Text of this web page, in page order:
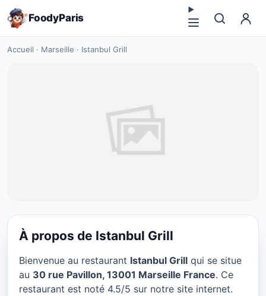
FoodyParis
Accueil · Marseille · Istanbul Grill
Istanbul Grill à Marseille
★ 4.5/5
À propos de Istanbul Grill
Bienvenue au restaurant Istanbul Grill qui se situe
au 30 rue Pavillon, 13001 Marseille France. Ce
restaurant est noté 4.5/5 sur notre site internet.